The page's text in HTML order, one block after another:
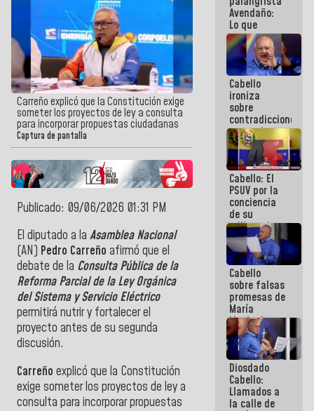
Carreño explicó que la Constitución exige
someter los proyectos de ley a consulta
para incorporar propuestas ciudadanas
Captura de pantalla
Publicado: 09/06/2026 01:31 PM
El diputado a la Asamblea Nacional
(AN) Pedro Carreño afirmó que el
debate de la Consulta Pública de la
Reforma Parcial de la Ley Orgánica
del Sistema y Servicio Eléctrico
permitirá nutrir y fortalecer el
proyecto antes de su segunda
discusión.
Carreño explicó que la Constitución
exige someter los proyectos de ley a
consulta para incorporar propuestas
Avendaño:
Lo que
vayas a
escribir
hazlo hoy
por que no
sabemos si
la semana
que viene
hay
programa
Cabello
ironiza
sobre
contradicciones
y mentiras
de María
Machado:
¡Créanle!
Cabello: El
PSUV por la
conciencia
de su
militancia
es la
organización
política más
sólida de
Venezuela
Cabello
sobre falsas
promesas de
María
Machado:
¿Quién le
puede creer?
¿Y la gente
que ella iba
a salvar en
La Guaira?
Diosdado
Cabello:
Llamados a
la calle de